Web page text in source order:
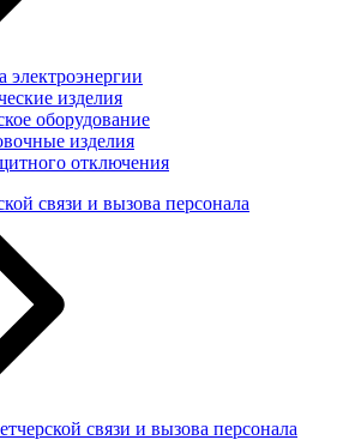
электроэнергии
изделия
оборудование
изделия
отключения
связи и вызова персонала
связи и вызова персонала